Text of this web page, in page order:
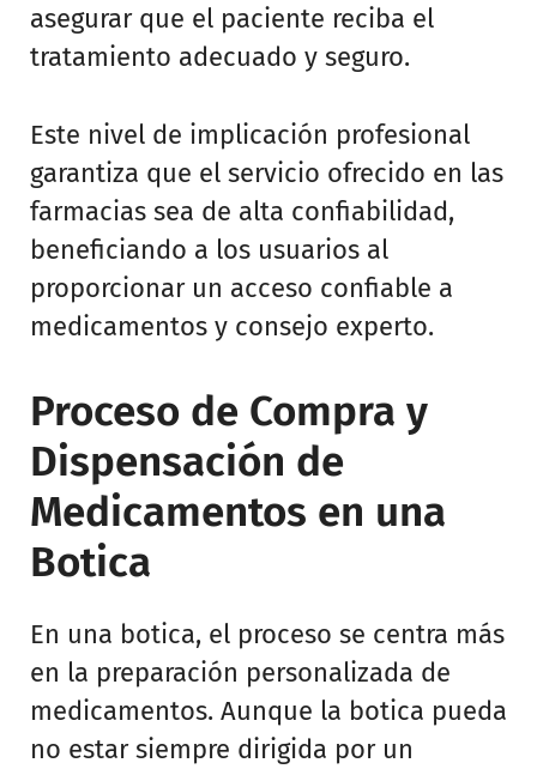
asegurar que el paciente reciba el
tratamiento adecuado y seguro.
Este nivel de implicación profesional
garantiza que el servicio ofrecido en las
farmacias sea de alta confiabilidad,
beneficiando a los usuarios al
proporcionar un acceso confiable a
medicamentos y consejo experto.
Proceso de Compra y
Dispensación de
Medicamentos en una
Botica
En una botica, el proceso se centra más
en la preparación personalizada de
medicamentos. Aunque la botica pueda
no estar siempre dirigida por un